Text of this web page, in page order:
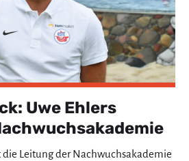
Uwe Ehlers
Leitung der Nachwuchsakademie